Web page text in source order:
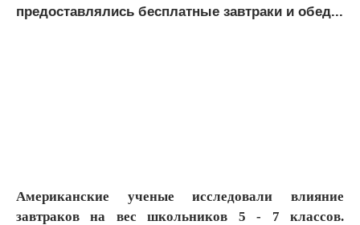
предоставлялись бесплатные завтраки и обед...
Американские ученые исследовали влияние
завтраков на вес школьников 5 - 7 классов.